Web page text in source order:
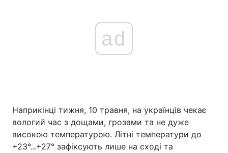
ad
Наприкінці тижня, 10 травня, на українців чекає
вологий час з дощами, грозами та не дуже
високою температурою. Літні температури до
+23°...+27° зафіксують лише на сході та